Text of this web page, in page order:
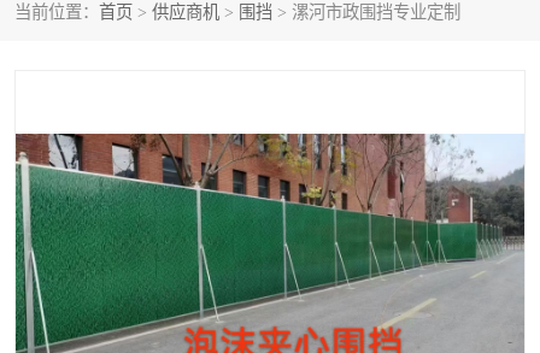
当前位置： 首页 > 供应商机 > 围挡 > 漯河市政围挡专业定制
建筑围挡 楼层板
岩棉板 钢结构配件
围挡 彩钢板
生产加工单板复合围挡 市
政围挡